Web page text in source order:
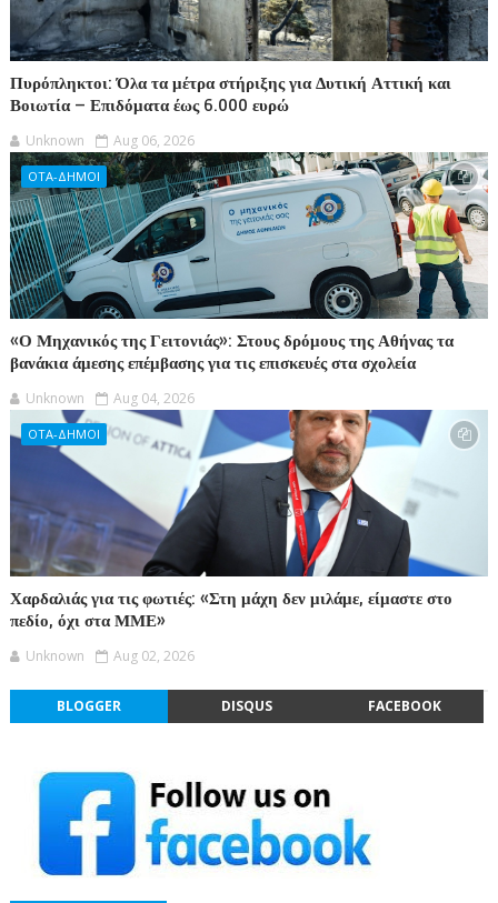
Πυρόπληκτοι: Όλα τα μέτρα στήριξης για Δυτική Αττική και
Βοιωτία – Επιδόματα έως 6.000 ευρώ
Unknown Aug 06, 2026
ΟΤΑ-ΔΗΜΟΙ
«Ο Μηχανικός της Γειτονιάς»: Στους δρόμους της Αθήνας τα
βανάκια άμεσης επέμβασης για τις επισκευές στα σχολεία
Unknown Aug 04, 2026
ΟΤΑ-ΔΗΜΟΙ
Χαρδαλιάς για τις φωτιές: «Στη μάχη δεν μιλάμε, είμαστε στο
πεδίο, όχι στα ΜΜΕ»
Unknown Aug 02, 2026
BLOGGER DISQUS FACEBOOK